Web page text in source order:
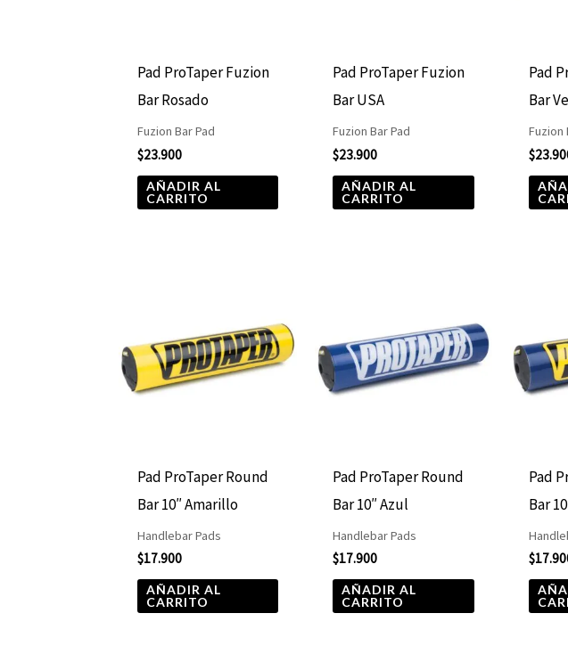
Pad ProTaper Fuzion
Bar Rosado
Fuzion Bar Pad
$23.900
AÑADIR AL
CARRITO
Pad ProTaper Fuzion
Bar USA
Fuzion Bar Pad
$23.900
AÑADIR AL
CARRITO
Pad
Bar
Fuzion
$
Pad ProTaper Round
Bar 10″ Amarillo
Handlebar Pads
$17.900
AÑADIR AL
CARRITO
Pad ProTaper Round
Bar 10″ Azul
Handlebar Pads
$17.900
AÑADIR AL
CARRITO
Pad
Bar
$